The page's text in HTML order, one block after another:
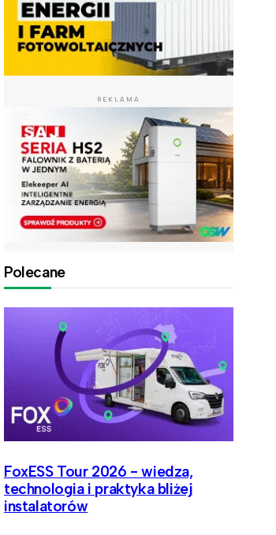
REKLAMA
Polecane
FoxESS Tour 2026 - wiedza,
technologia i praktyka bliżej
instalatorów